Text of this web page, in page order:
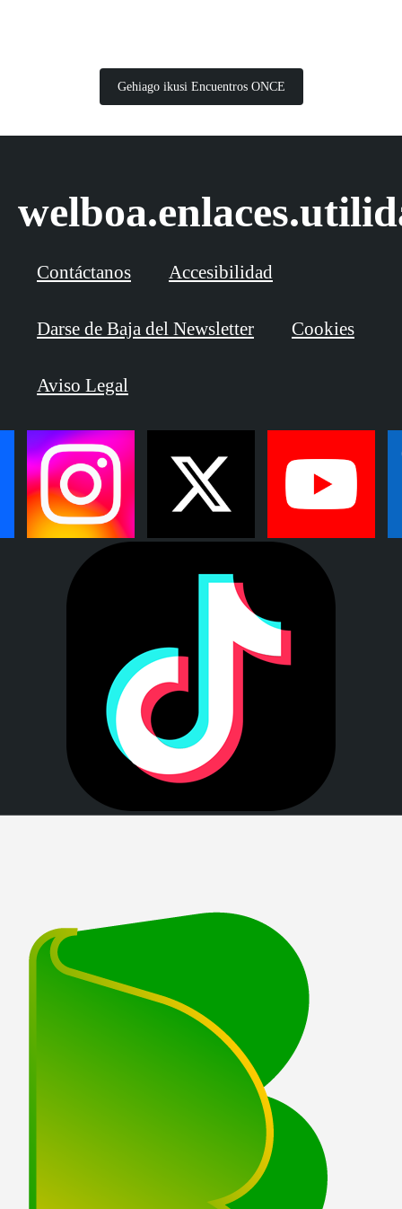
Gehiago ikusi Encuentros ONCE
Contáctanos Accesibilidad
Darse de Baja del Newsletter Cookies
Aviso Legal